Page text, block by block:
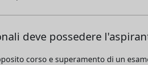
deve possedere
corso e superamento di un